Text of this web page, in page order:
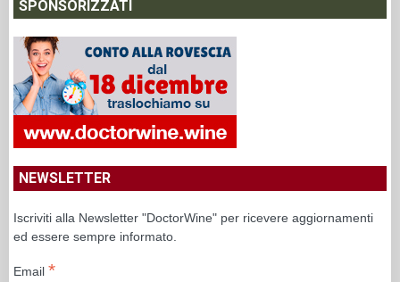
SPONSORIZZATI
NEWSLETTER
Iscriviti alla Newsletter "DoctorWine" per ricevere aggiornamenti
ed essere sempre informato.
Email *